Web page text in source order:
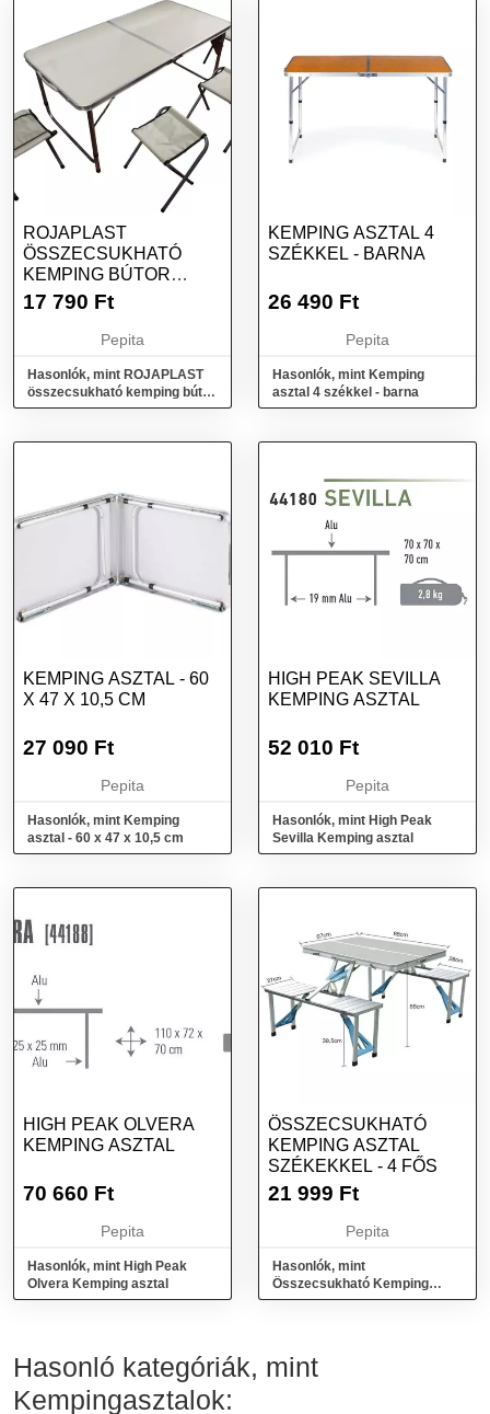
ROJAPLAST
ÖSSZECSUKHATÓ
KEMPING BÚTOR
GARNITÚRA, 1 X
17 790 Ft
Pepita
Hasonlók, mint ROJAPLAST
összecsukható kemping bútor
garnitúra, 1 x asztal + 4 x...
KEMPING ASZTAL 4
SZÉKKEL - BARNA
26 490 Ft
Pepita
Hasonlók, mint Kemping
asztal 4 székkel - barna
KEMPING ASZTAL - 60
X 47 X 10,5 CM
27 090 Ft
Pepita
Hasonlók, mint Kemping
asztal - 60 x 47 x 10,5 cm
HIGH PEAK SEVILLA
KEMPING ASZTAL
52 010 Ft
Pepita
Hasonlók, mint High Peak
Sevilla Kemping asztal
HIGH PEAK OLVERA
KEMPING ASZTAL
70 660 Ft
Pepita
Hasonlók, mint High Peak
Olvera Kemping asztal
ÖSSZECSUKHATÓ
KEMPING ASZTAL
SZÉKEKKEL - 4 FŐS
21 999 Ft
Pepita
Hasonlók, mint
Összecsukható Kemping
asztal székekkel - 4 fős
Hasonló kategóriák, mint
Kempingasztalok: